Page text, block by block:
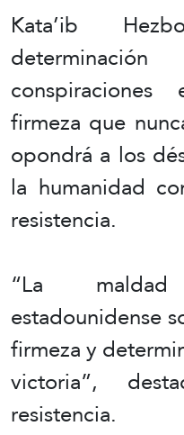
Kata’ib
firmeza que
opondrá a los
la humanidad
resistencia.
“La
estadounidense
firmeza y
victoria”,
resistencia.